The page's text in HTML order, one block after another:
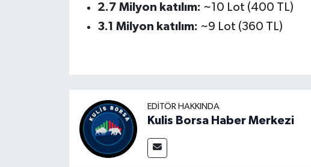
2.7 Milyon katılım: ~10 Lot (400 TL)
3.1 Milyon katılım: ~9 Lot (360 TL)
EDITÖR HAKKINDA
Kulis Borsa Haber Merkezi